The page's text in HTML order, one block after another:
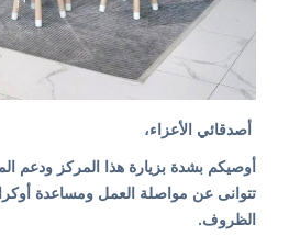
أصدقائي الأعزاء،
أوصيكم بشدة بزيارة هذا المركز ودعم
تتوانى عن مواصلة العمل ومساعدة
الظروف.